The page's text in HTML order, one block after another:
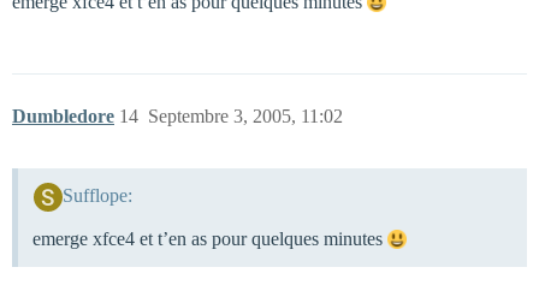
Dumbledore Septembre 3, 2005, 11:02
14
Sufflope:
emerge xfce4 et t’en as pour quelques minutes